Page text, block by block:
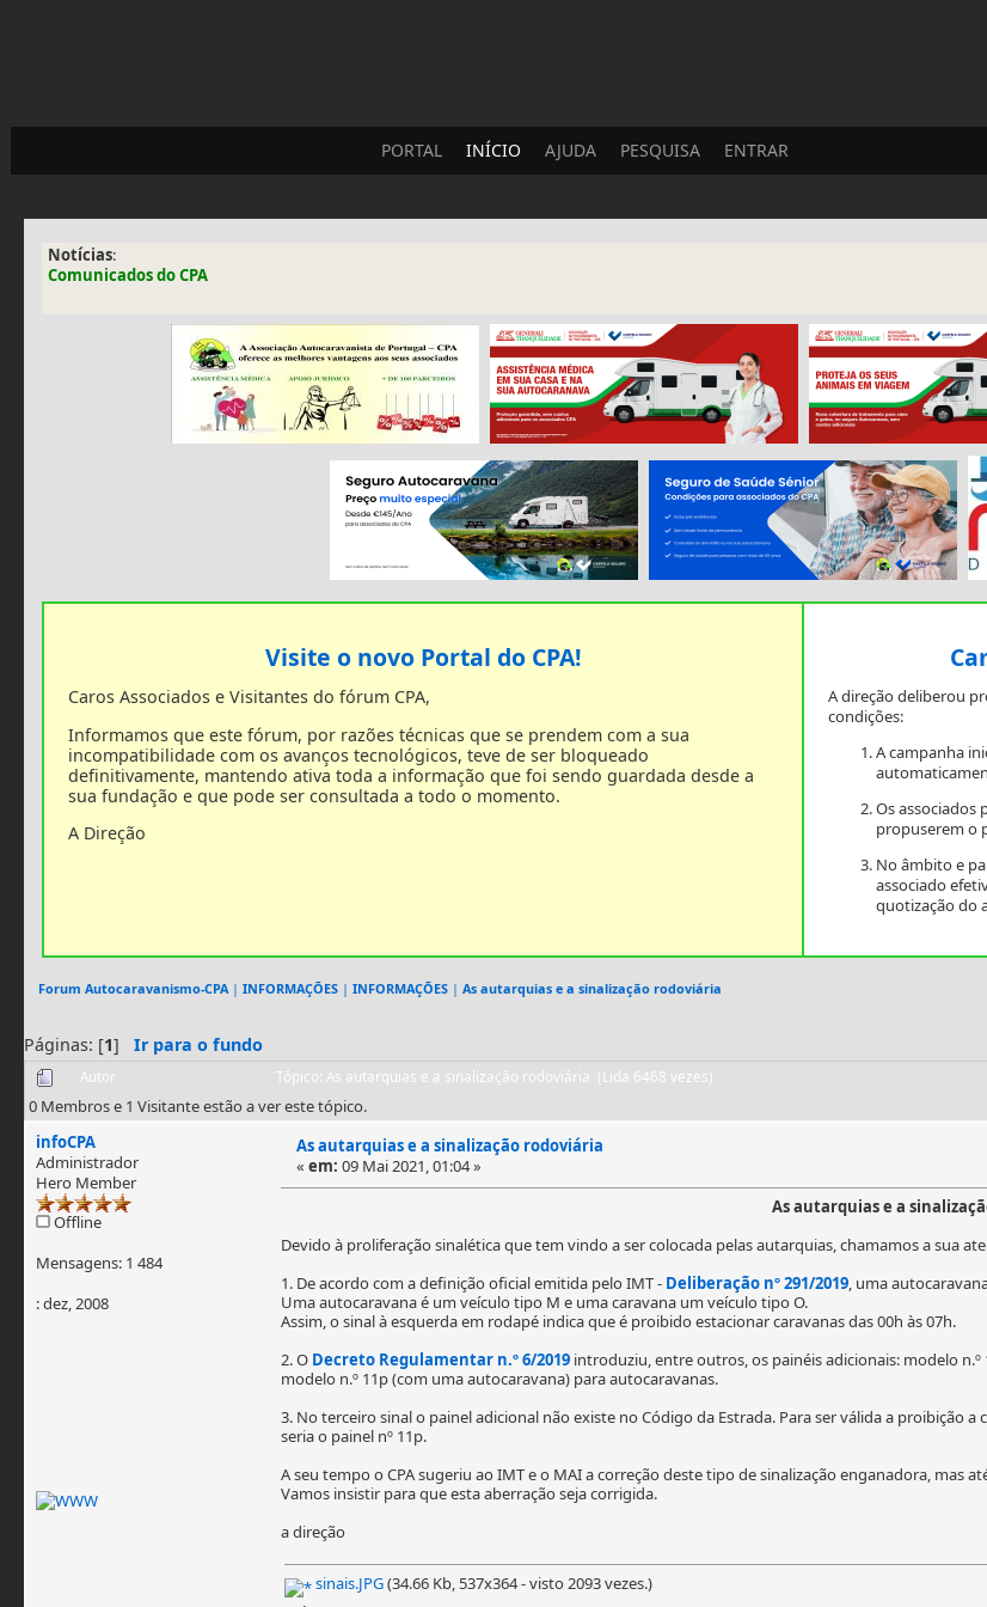
PORTAL INÍCIO AJUDA PESQUISA ENTRAR
Notícias:
Comunicados do CPA
Visite o novo Portal do CPA!
Caros Associados e Visitantes do fórum CPA,
Informamos que este fórum, por razões técnicas que se prendem com a sua
incompatibilidade com os avanços tecnológicos, teve de ser bloqueado
definitivamente, mantendo ativa toda a informação que foi sendo guardada desde a
sua fundação e que pode ser consultada a todo o momento.
A Direção
A direção deliberou
condições:
A campanha
Os associados
propuserem o
No âmbito e
associado
quotização do
Forum Autocaravanismo-CPA| INFORMAÇÕES| INFORMAÇÕES| As autarquias e a sinalização rodoviária
Páginas: [1] Ir para o fundo
Autor Tópico: As autarquias e a sinalização rodoviária (Lida 6468 vezes)
0 Membros e 1 Visitante estão a ver este tópico.
infoCPA
Administrador
Hero Member
Offline
Mensagens: 1 484
: dez, 2008
As autarquias e a sinalização rodoviária
« em: 09 Mai 2021, 01:04 »
As autarquias e a
Devido à proliferação sinalética que tem vindo a ser colocada pelas autarquias, chamamos a sua
1. De acordo com a definição oficial emitida pelo IMT - Deliberação nº 291/2019, uma
Uma autocaravana é um veículo tipo M e uma caravana um veículo tipo O.
Assim, o sinal à esquerda em rodapé indica que é proibido estacionar caravanas das 00h às 07h.
2. O Decreto Regulamentar n.º 6/2019 introduziu, entre outros, os painéis adicionais: modelo
modelo n.º 11p (com uma autocaravana) para autocaravanas.
3. No terceiro sinal o painel adicional não existe no Código da Estrada. Para ser válida a proibição
seria o painel nº 11p.
A seu tempo o CPA sugeriu ao IMT e o MAI a correção deste tipo de sinalização enganadora, mas
Vamos insistir para que esta aberração seja corrigida.
a direção
sinais.JPG(34.66 Kb, 537x364 - visto 2093 vezes.)